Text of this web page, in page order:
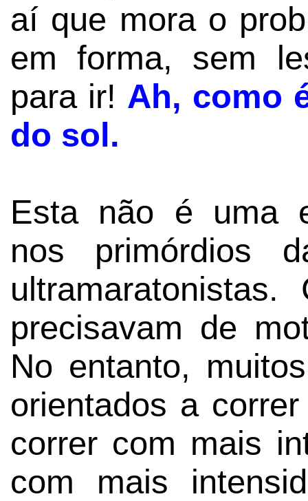
aí que mora o
em forma, sem
para ir! Ah, como
do sol.
Esta não é uma
nos primórdios
precisavam de
No entanto,
orientados a
correr com mais
com mais